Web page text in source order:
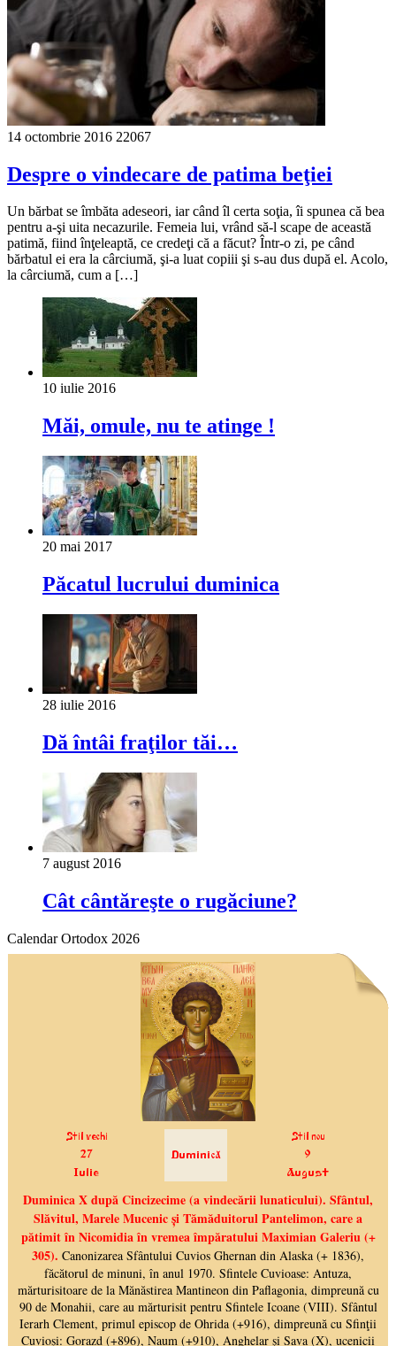
14 octombrie 2016 22067
Despre o vindecare de patima beţiei
Un bărbat se îmbăta adeseori, iar când îl certa soţia, îi spunea că bea
pentru a-şi uita necazurile. Femeia lui, vrând să-l scape de această
patimă, fiind înţeleaptă, ce credeţi că a făcut? Într-o zi, pe când
bărbatul ei era la cârciumă, şi-a luat copiii şi s-au dus după el. Acolo,
la cârciumă, cum a […]
10 iulie 2016
Măi, omule, nu te atinge !
20 mai 2017
Păcatul lucrului duminica
28 iulie 2016
Dă întâi fraţilor tăi…
7 august 2016
Cât cântăreşte o rugăciune?
Calendar Ortodox 2026